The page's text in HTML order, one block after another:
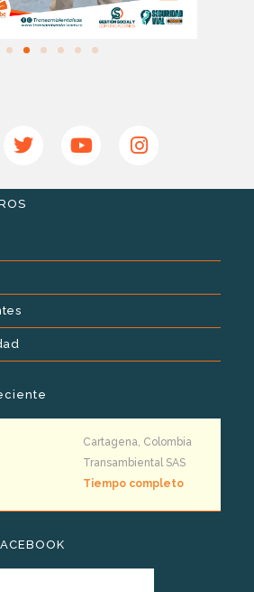
Cartagena, Colombia
Transambiental SAS
Tiempo completo